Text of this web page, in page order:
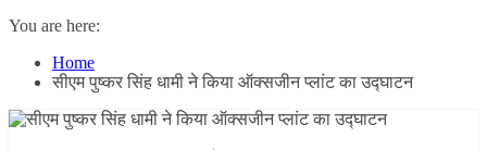
You are here:
Home
सीएम पुष्कर सिंह धामी ने किया ऑक्सजीन प्लांट का उद्घाटन